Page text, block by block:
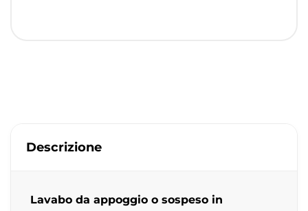
Descrizione
Lavabo da appoggio o sospeso in